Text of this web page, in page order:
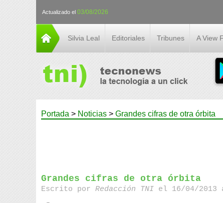
Actualizado el 03/08/2026
Silvia Leal Editoriales Tribunes A View
Portada > Noticias > Grandes cifras de otra órbita
Grandes cifras de otra órbita
Escrito porRedacción TNI el 16/04/2013